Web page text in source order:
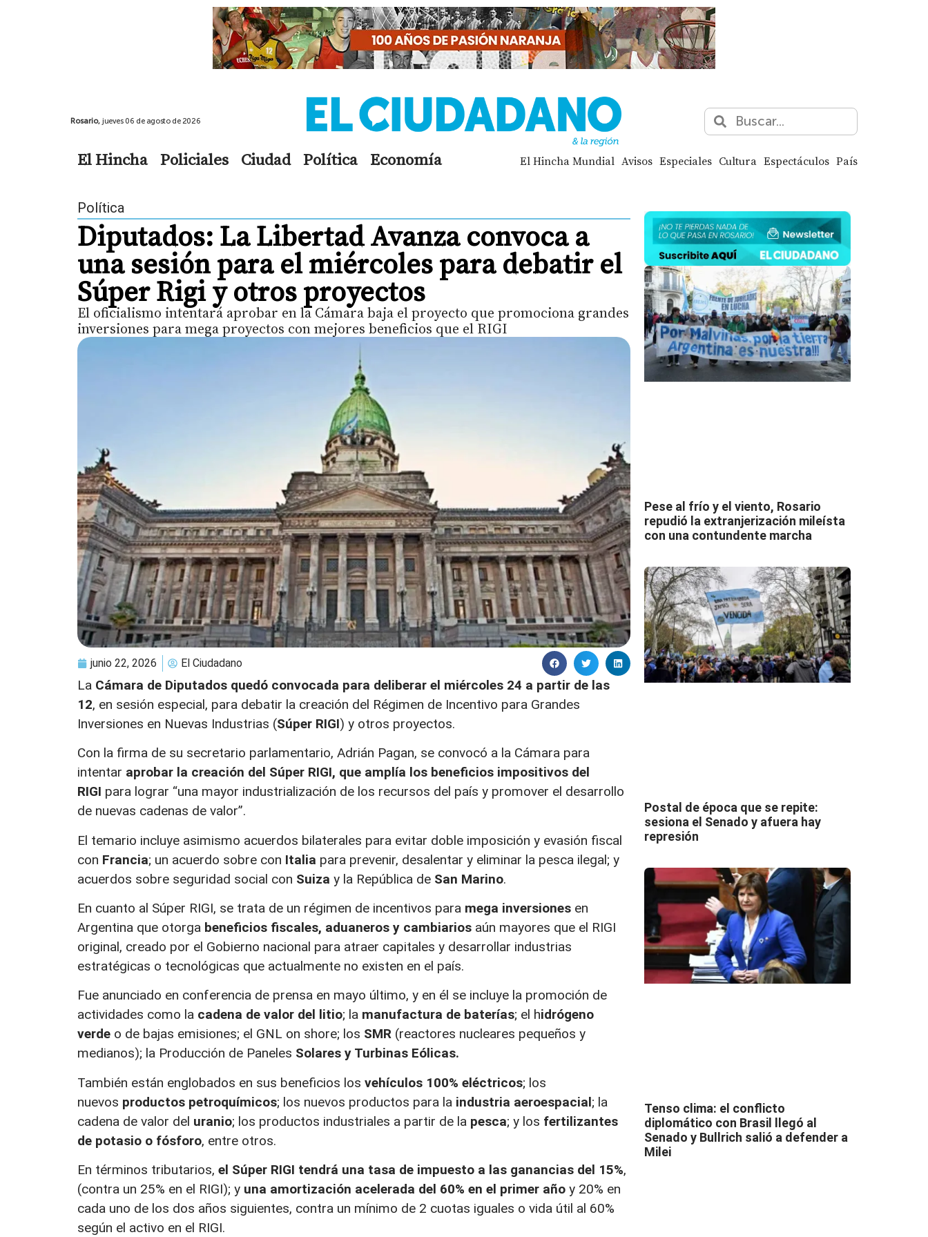
Rosario, jueves 06 de agosto de 2026
El Hincha Policiales Ciudad Política Economía El Hincha Mundial Avisos Especiales Cultura Espectáculos País
Política
Diputados: La Libertad Avanza convoca a
una sesión para el miércoles para debatir el
Súper Rigi y otros proyectos
El oficialismo intentará aprobar en la Cámara baja el proyecto que promociona grandes
inversiones para mega proyectos con mejores beneficios que el RIGI
junio 22, 2026 El Ciudadano
La Cámara de Diputados quedó convocada para deliberar el miércoles 24 a partir de las
12, en sesión especial, para debatir la creación del Régimen de Incentivo para Grandes
Inversiones en Nuevas Industrias (Súper RIGI) y otros proyectos.
Con la firma de su secretario parlamentario, Adrián Pagan, se convocó a la Cámara para
intentar aprobar la creación del Súper RIGI, que amplía los beneficios impositivos del
RIGI para lograr “una mayor industrialización de los recursos del país y promover el desarrollo
de nuevas cadenas de valor”.
El temario incluye asimismo acuerdos bilaterales para evitar doble imposición y evasión fiscal
con Francia; un acuerdo sobre con Italia para prevenir, desalentar y eliminar la pesca ilegal; y
acuerdos sobre seguridad social con Suiza y la República de San Marino.
En cuanto al Súper RIGI, se trata de un régimen de incentivos para mega inversiones en
Argentina que otorga beneficios fiscales, aduaneros y cambiarios aún mayores que el RIGI
original, creado por el Gobierno nacional para atraer capitales y desarrollar industrias
estratégicas o tecnológicas que actualmente no existen en el país.
Fue anunciado en conferencia de prensa en mayo último, y en él se incluye la promoción de
actividades como la cadena de valor del litio; la manufactura de baterías; el hidrógeno
verde o de bajas emisiones; el GNL on shore; los SMR (reactores nucleares pequeños y
medianos); la Producción de Paneles Solares y Turbinas Eólicas.
También están englobados en sus beneficios los vehículos 100% eléctricos; los
nuevos productos petroquímicos; los nuevos productos para la industria aeroespacial; la
cadena de valor del uranio; los productos industriales a partir de la pesca; y los fertilizantes
de potasio o fósforo, entre otros.
En términos tributarios, el Súper RIGI tendrá una tasa de impuesto a las ganancias del 15%,
(contra un 25% en el RIGI); y una amortización acelerada del 60% en el primer año y 20% en
cada uno de los dos años siguientes, contra un mínimo de 2 cuotas iguales o vida útil al 60%
según el activo en el RIGI.
Pese al frío y el viento, Rosario
repudió la extranjerización mileísta
con una contundente marcha
Postal de época que se repite:
sesiona el Senado y afuera hay
represión
Tenso clima: el conflicto
diplomático con Brasil llegó al
Senado y Bullrich salió a defender a
Milei